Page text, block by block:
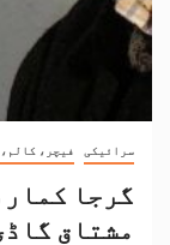
سرائیکی فیچر،
گرجا کمار
مشتاق